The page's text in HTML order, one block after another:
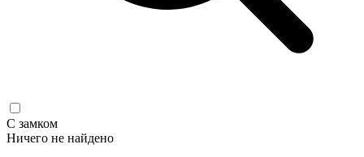
С замком
Ничего не найдено